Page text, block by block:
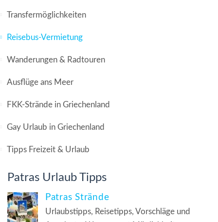
Transfermöglichkeiten
Reisebus-Vermietung
Wanderungen & Radtouren
Ausflüge ans Meer
FKK-Strände in Griechenland
Gay Urlaub in Griechenland
Tipps Freizeit & Urlaub
Patras Urlaub Tipps
Patras Strände
Urlaubstipps, Reisetipps, Vorschläge und